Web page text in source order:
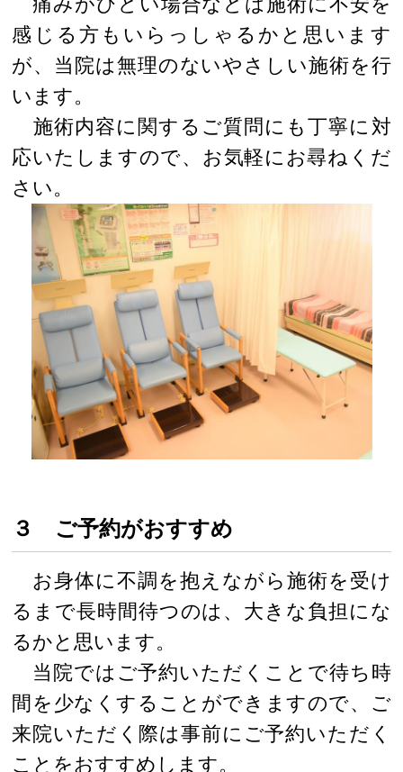
感じる方もいらっしゃるかと思います
が、当院は無理のないやさしい施術を行
います。
施術内容に関するご質問にも丁寧に対
応いたしますので、お気軽にお尋ねくだ
さい。
３ ご予約がおすすめ
お身体に不調を抱えながら施術を受け
るまで長時間待つのは、大きな負担にな
るかと思います。
当院ではご予約いただくことで待ち時
間を少なくすることができますので、ご
来院いただく際は事前にご予約いただく
ことをおすすめします。